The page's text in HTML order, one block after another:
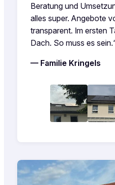
Beratung und
alles super. Angebote
transparent. Im ersten
Dach. So muss es
— Familie Kringels